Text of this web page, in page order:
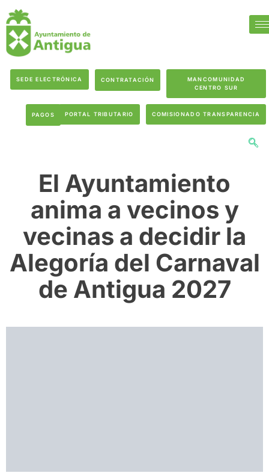
SEDE ELECTRÓNICA CONTRATACIÓN
MANCOMUNIDAD
CENTRO SUR
PAGOS PORTAL TRIBUTARIO COMISIONADO TRANSPARENCIA
El Ayuntamiento
anima a vecinos y
vecinas a decidir la
Alegoría del Carnaval
de Antigua 2027